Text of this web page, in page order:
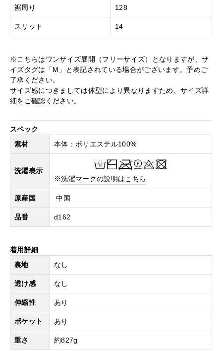
裾周り 128
スリット 14
※こちらはワンサイズ展開（フリーサイズ）となりますが、サ
イズタグは「M」と表記されている場合がございます。予めご
了承ください。
サイズ感につきましては体型により異なりますため、サイズ詳
細をご確認ください。
スペック
素材
本体：ポリエステル100%
洗濯表示
※洗濯マークの説明はこちら
原産国 中国
品番 d162
着用詳細
裏地
なし
透け感 なし
伸縮性 あり
ポケット あり
重さ 約827g